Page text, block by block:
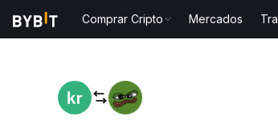
Comprar Cripto Mercados